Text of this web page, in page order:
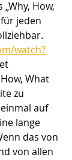
How,
jeden
watch?
What
zu
auf
lange
das von
von allen